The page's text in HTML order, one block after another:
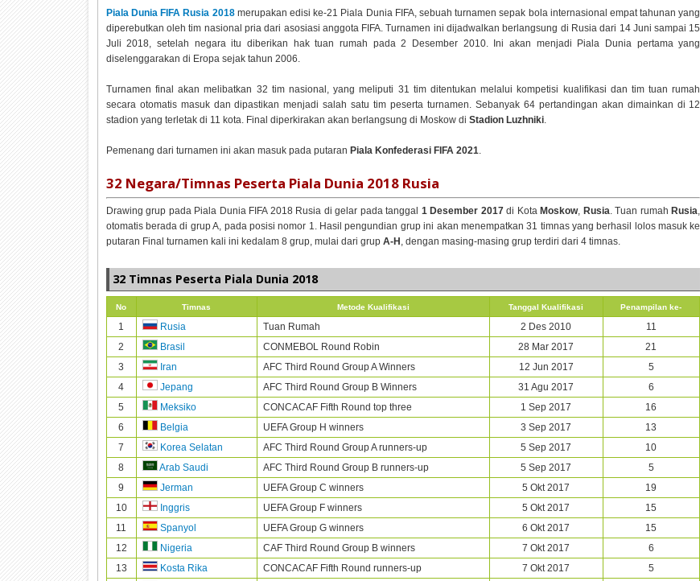
Piala Dunia FIFA Rusia 2018merupakan edisi ke-21 Piala Dunia FIFA, sebuah turnamen sepak bola internasional empat tahunan yang
diperebutkan oleh tim nasional pria dari asosiasi anggota FIFA. Turnamen ini dijadwalkan berlangsung di Rusia dari 14 Juni sampai 15
Juli 2018, setelah negara itu diberikan hak tuan rumah pada 2 Desember 2010. Ini akan menjadi Piala Dunia pertama yang
diselenggarakan di Eropa sejak tahun 2006.
Turnamen final akan melibatkan 32 tim nasional, yang meliputi 31 tim ditentukan melalui kompetisi kualifikasi dan tim tuan rumah
secara otomatis masuk dan dipastikan menjadi salah satu tim peserta turnamen. Sebanyak 64 pertandingan akan dimainkan di 12
stadion yang terletak di 11 kota. Final diperkirakan akan berlangsung di Moskow di Stadion Luzhniki.
Pemenang dari turnamen ini akan masuk pada putaran Piala Konfederasi FIFA 2021
32 Negara/Timnas Peserta Piala Dunia 2018 Rusia
Drawing grup pada Piala Dunia FIFA 2018 Rusia di gelar pada tanggal 1 Desember 2017di KotaMoskow, Rusia . Tuan rumahRusia
otomatis berada di grup A, pada posisi nomor 1. Hasil pengundian grup ini akan menempatkan 31 timnas yang berhasil lolos masuk ke
putaran Final turnamen kali ini kedalam 8 grup, mulai dari grup A-H , dengan masing-masing grup terdiri dari 4 timnas.
32 Timnas Peserta Piala Dunia 2018
No Timnas Metode Kualifikasi Tanggal Kualifikasi Penampilan ke-
1 Rusia Tuan Rumah 2 Des 2010
11
2
Brasil CONMEBOL Round Robin 28 Mar 2017
21
3
Iran AFC Third Round Group A Winners 12 Jun 2017
5
4
Jepang AFC Third Round Group B Winners 31 Agu 2017
6
5
Meksiko CONCACAF Fifth Round top three 1 Sep 2017
16
6
Belgia UEFA Group H winners 3 Sep 2017
13
7
Korea Selatan AFC Third Round Group A runners-up 5 Sep 2017
10
8
Arab Saudi AFC Third Round Group B runners-up 5 Sep 2017
5
9
Jerman UEFA Group C winners 5 Okt 2017
19
10
Inggris UEFA Group F winners 5 Okt 2017
15
11
Spanyol UEFA Group G winners 6 Okt 2017
15
12
Nigeria CAF Third Round Group B winners 7 Okt 2017
6
13
Kosta Rika CONCACAF Fifth Round runners-up 7 Okt 2017
5